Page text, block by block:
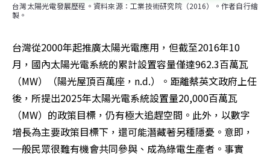
台灣太陽光電發展歷程。資料來源：工業技術研究院（2016）。作者自行繪
製。
台灣從2000年起推廣太陽光電應用，但截至2016年10
月，國內太陽光電系統的累計設置容量僅達962.3百萬瓦
（MW）（陽光屋頂百萬座，n.d.）。距離蔡英文政府上任
後，所提出2025年太陽光電系統設置量20,000百萬瓦
（MW）的政策目標，仍有極大追趕空間。此外，以數字
增長為主要政策目標下，還可能潛藏著另種隱憂。意即，
一般民眾很難有機會共同參與、成為綠電生產者。事實